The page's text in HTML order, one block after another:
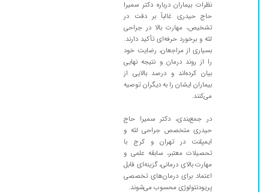
کردم انقدر بهم ارامش دادن استرسم از بین رفت و
بدون درد برام ایمپلنت کردن البته فرداش یکم درد
داشتم که با قرص خوب شد من خیلی تحقیق کردم
و ایشونو بهم معرفی کردن
۲ واحد ایمپلنت کردم خیلی راضی ام برخورد بسیار
خوب بدون درد عالی همچی
ریسکی بود واقعا ، ولی ایشون خیلی ماهرانه انجام
دادن
عدم رضایت
عااالی بود
۳ واحد ایمپلنت کردم خیلی خوب بود اصلا فکر
نظرات بیماران درباره دکتر سمیرا
حاج حیدری غالباً بر دقت در
تشخیص، مهارت بالا در جراحی
لثه و برخورد حرفه‌ای تأکید دارند.
بسیاری از مراجعان، رضایت خود
را از روند درمان و نتیجه نهایی
بیان کرده‌اند و درصد بالایی از
بیماران ایشان را به دیگران توصیه
می‌کنند.
در جمع‌بندی، دکتر سمیرا حاج
حیدری متخصص جراحی لثه و
ایمپلنت در تهران و کرج با
تحصیلات معتبر، سابقه علمی و
مهارت بالای درمانی، گزینه‌ای قابل
اعتماد برای درمان‌های تخصصی
پریودنتولوژی محسوب می‌شوند.